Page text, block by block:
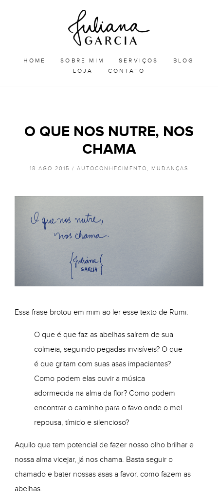
HOME SOBRE MIM SERVIÇOS
BLOG
LOJA
CONTATO
O QUE NOS NUTRE, NOS
CHAMA
18 AGO 2015 / AUTOCONHECIMENTO, MUDANÇAS
Essa frase brotou em mim ao ler esse texto de Rumi:
O que é que faz as abelhas saírem de sua
colmeia, seguindo pegadas invisíveis? O que
é que gritam com suas asas impacientes?
Como podem elas ouvir a música
adormecida na alma da flor? Como podem
encontrar o caminho para o favo onde o mel
repousa, tímido e silencioso?
Aquilo que tem potencial de fazer nosso olho brilhar e
nossa alma vicejar, já nos chama. Basta seguir o
chamado e bater nossas asas a favor, como fazem as
abelhas.